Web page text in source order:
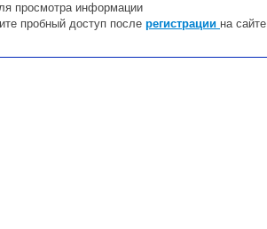
я просмотра информации
пробный доступ после регистрации на сайте